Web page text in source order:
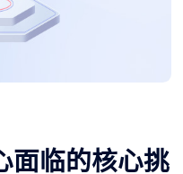
面临的核心挑